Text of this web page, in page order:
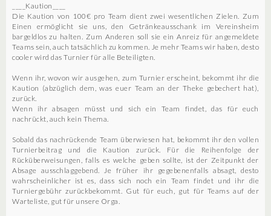
____Kaution____
Die Kaution von 100€ pro Team dient zwei wesentlichen Zielen. Zum
Einen ermöglicht sie uns, den Getränkeausschank im Vereinsheim
bargeldlos zu halten. Zum Anderen soll sie ein Anreiz für angemeldete
Teams sein, auch tatsächlich zu kommen. Je mehr Teams wir haben, desto
cooler wird das Turnier für alle Beteiligten.
Wenn ihr, wovon wir ausgehen, zum Turnier erscheint, bekommt ihr die
Kaution (abzüglich dem, was euer Team an der Theke gebechert hat),
zurück.
Wenn ihr absagen müsst und sich ein Team findet, das für euch
nachrückt, auch kein Thema.
Sobald das nachrückende Team überwiesen hat, bekommt ihr den vollen
Turnierbeitrag und die Kaution zurück. Für die Reihenfolge der
Rücküberweisungen, falls es welche geben sollte, ist der Zeitpunkt der
Absage ausschlaggebend. Je früher ihr gegebenenfalls absagt, desto
wahrscheinlicher ist es, dass sich noch ein Team findet und ihr die
Turniergebühr zurückbekommt. Gut für euch, gut für Teams auf der
Warteliste, gut für unsere Orga.